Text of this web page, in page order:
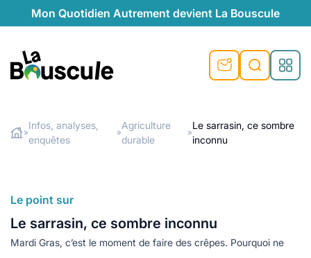
Mon Quotidien Autrement devient La Bouscule
au naturel
végétariennes
locales
naturelle
naturel
témoignages
Rechercher
»
Infos, analyses,
enquêtes
»
Agriculture
durable
»
Le sarrasin, ce sombre
inconnu
Le point sur
Le sarrasin, ce sombre inconnu
Mardi Gras, c’est le moment de faire des crêpes. Pourquoi ne